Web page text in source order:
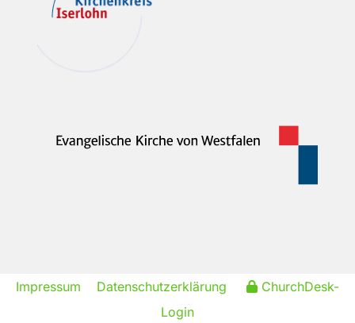
Impressum Datenschutzerklärung
ChurchDesk-
Login